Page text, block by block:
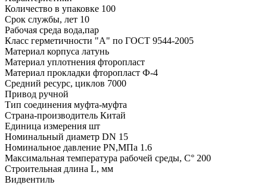
Количество в упаковке 100
Срок службы, лет 10
Рабочая среда вода,пар
Класс герметичности "А" по ГОСТ 9544-2005
Материал корпуса латунь
Материал уплотнения фторопласт
Материал прокладки фторопласт Ф-4
Средний ресурс, циклов 7000
Привод ручной
Тип соединения муфта-муфта
Страна-производитель Китай
Единица измерения шт
Номинальный диаметр DN 15
Номинальное давление PN,МПа 1.6
Максимальная температура рабочей среды, С° 200
Строительная длина L, мм
Видвентиль